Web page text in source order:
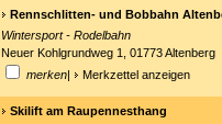
Rennschlitten- und Bobbahn
Wintersport - Rodelbahn
Neuer Kohlgrundweg 1, 01773 Altenberg
merken| Merkzettel anzeigen
Skilift am Raupennesthang